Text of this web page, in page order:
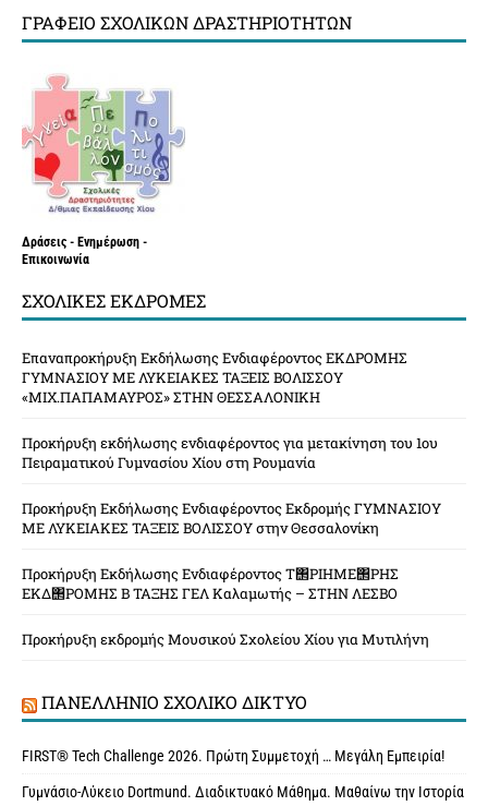
ΓΡΑΦΕΊΟ ΣΧΟΛΙΚΏΝ ΔΡΑΣΤΗΡΙΟΤΉΤΩΝ
Δράσεις - Ενημέρωση -
Επικοινωνία
ΣΧΟΛΙΚΈΣ ΕΚΔΡΟΜΈΣ
Επαναπροκήρυξη Εκδήλωσης Ενδιαφέροντος ΕΚΔΡΟΜΗΣ
ΓΥΜΝΑΣΙΟΥ ΜΕ ΛΥΚΕΙΑΚΕΣ ΤΑΞΕΙΣ ΒΟΛΙΣΣΟΥ
«ΜΙΧ.ΠΑΠΑΜΑΥΡΟΣ» ΣΤΗΝ ΘΕΣΣΑΛΟΝΙΚΗ
Προκήρυξη εκδήλωσης ενδιαφέροντος για μετακίνηση του 1ου
Πειραματικού Γυμνασίου Χίου στη Ρουμανία
Προκήρυξη Εκδήλωσης Ενδιαφέροντος Εκδρομής ΓΥΜΝΑΣΙΟΥ
ΜΕ ΛΥΚΕΙΑΚΕΣ ΤΑΞΕΙΣ ΒΟΛΙΣΣΟΥ στην Θεσσαλονίκη
Προκήρυξη Εκδήλωσης Ενδιαφέροντος Τ΢ΡΙΗΜΕ΢ΡΗΣ
ΕΚΔ΢ΡΟΜΗΣ Β ΤΑΞΗΣ ΓΕΛ Καλαμωτής – ΣΤΗΝ ΛΕΣΒΟ
Προκήρυξη εκδρομής Μουσικού Σχολείου Χίου για Μυτιλήνη
ΠΑΝΕΛΛΉΝΙΟ ΣΧΟΛΙΚΌ ΔΊΚΤΥΟ
FIRST® Tech Challenge 2026. Πρώτη Συμμετοχή … Μεγάλη Εμπειρία!
Γυμνάσιο-Λύκειο Dortmund. Διαδικτυακό Μάθημα. Μαθαίνω την Ιστορία